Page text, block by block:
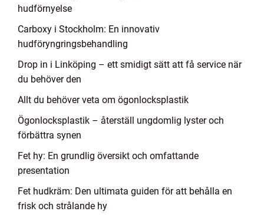
hudförnyelse
Carboxy i Stockholm: En innovativ
hudföryngringsbehandling
Drop in i Linköping – ett smidigt sätt att få service när
du behöver den
Allt du behöver veta om ögonlocksplastik
Ögonlocksplastik – återställ ungdomlig lyster och
förbättra synen
Fet hy: En grundlig översikt och omfattande
presentation
Fet hudkräm: Den ultimata guiden för att behålla en
frisk och strålande hy